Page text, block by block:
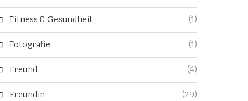
Fitness & Gesundheit (1)
Fotografie (1)
Freund (4)
Freundin (29)